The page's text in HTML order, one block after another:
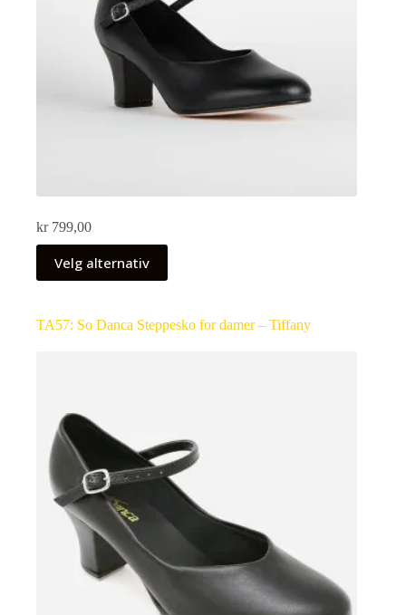
kr799,00
Velg alternativ
TA57: So Danca Steppesko for damer – Tiffany